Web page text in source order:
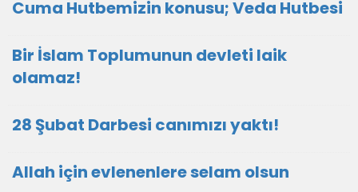
Cuma Hutbemizin konusu; Veda Hutbesi
Bir İslam Toplumunun devleti laik
olamaz!
28 Şubat Darbesi canımızı yaktı!
Allah için evlenenlere selam olsun